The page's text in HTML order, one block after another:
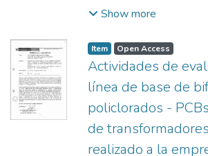
Puente Piedra. La
(03) puntos de
"San Benito", Colegio
Quebrada, vivienda de la
- Ticliahuanca.
Show more
Item Open Access
Actividades de
línea de base de
policlorados -
de
realizado a la